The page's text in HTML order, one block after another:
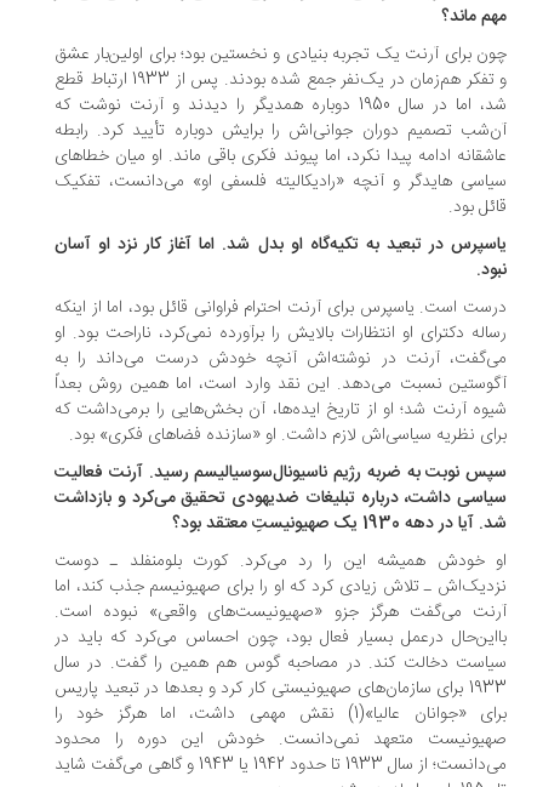
ماند؟
برای آرنت یک تجربه بنیادی و نخستین بود؛ برای اولین‌بار عشق
و تفکر هم‌زمان در یک‌نفر جمع شده بودند. پس از 1933 ارتباط قطع
شد، اما در سال 1950 دوباره همدیگر را دیدند و آرنت نوشت که
تصمیم دوران جوانی‌اش را برایش دوباره تأیید کرد. رابطه
ادامه پیدا نکرد، اما پیوند فکری باقی ماند. او میان خطاهای
هایدگر و آنچه «رادیکالیته فلسفی او» می‌دانست، تفکیک
بود.
در تبعید به تکیه‌گاه او بدل شد. اما آغاز کار نزد او آسان
است. یاسپرس برای آرنت احترام فراوانی قائل بود، اما از اینکه
دکترای او انتظارات بالایش را برآورده نمی‌کرد، ناراحت بود. او
آرنت در نوشته‌اش آنچه خودش درست می‌داند را به
نسبت می‌دهد. این نقد وارد است، اما همین روش بعداً
آرنت شد؛ او از تاریخ ایده‌ها، آن بخش‌هایی را برمی‌داشت که
نظریه سیاسی‌اش لازم داشت. او «سازنده فضاهای فکری» بود.
نوبت به ضربه رژیم ناسیونال‌سوسیالیسم رسید. آرنت فعالیت
داشت، درباره تبلیغات ضدیهودی تحقیق می‌کرد و بازداشت
در دهه 1930 یک صهیونیستِ معتقد بود؟
خودش همیشه این را رد می‌کرد. کورت بلومنفلد ـ دوست
ـ تلاش زیادی کرد که او را برای صهیونیسم جذب کند، اما
می‌گفت هرگز جزو «صهیونیست‌های واقعی» نبوده است.
درعمل بسیار فعال بود، چون احساس می‌کرد که باید در
دخالت کند. در مصاحبه گوس هم همین را گفت. در سال
1933 برای سازمان‌های صهیونیستی کار کرد و بعدها در تبعید پاریس
برای «جوانان عالیا»(1) نقش مهمی داشت، اما هرگز خود را
متعهد نمی‌دانست. خودش این دوره را محدود
می‌دانست؛ از سال 1933 تا حدود 1942 یا 1943 و گاهی می‌گفت شاید